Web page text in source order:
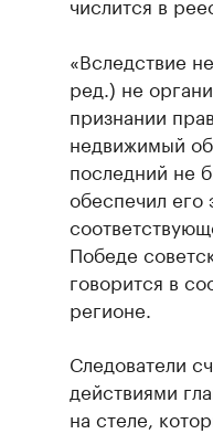
«Вследствие
ред.) не
признании
недвижимый
последний не
обеспечил его
Победе
говорится в
регионе.
Следователи
действиями
на стеле,